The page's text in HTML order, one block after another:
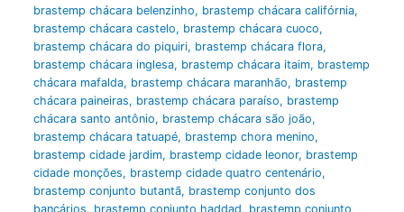
brastemp chácara belenzinho, brastemp chácara califórnia,
brastemp chácara castelo, brastemp chácara cuoco,
brastemp chácara do piquiri, brastemp chácara flora,
brastemp chácara inglesa, brastemp chácara itaim, brastemp
chácara mafalda, brastemp chácara maranhão, brastemp
chácara paineiras, brastemp chácara paraíso, brastemp
chácara santo antônio, brastemp chácara são joão,
brastemp chácara tatuapé, brastemp chora menino,
brastemp cidade jardim, brastemp cidade leonor, brastemp
cidade monções, brastemp cidade quatro centenário,
brastemp conjunto butantã, brastemp conjunto dos
bancários, brastemp conjunto haddad, brastemp conjunto